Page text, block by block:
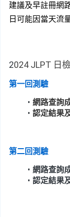
建議及早註冊網
日可能因當天流
2024 JLPT 日
第一回測驗
網路查詢
認定結果
第二回測驗
網路查詢
認定結果